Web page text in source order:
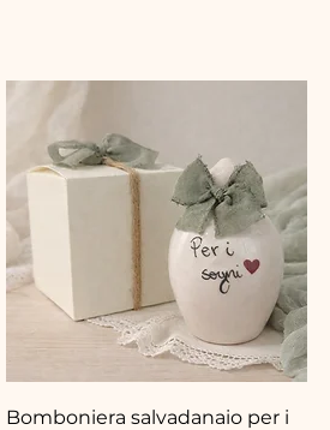
Bomboniera salvadanaio per i